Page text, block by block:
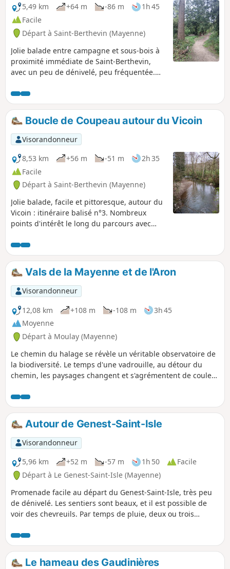
5,49 km
+64 m -86 m
1h 45
Facile
Départ à Saint-Berthevin (Mayenne)
Jolie balade entre campagne et sous-bois à
proximité immédiate de Saint-Berthevin,
avec un peu de dénivelé, peu fréquentée.
de beaux sentiers fleuris le long du Vicoin.
Avec un peu de chance, on peut assister à
l’entraînement des sulkys à Fouteau Mabon.
(!) Attention au passage par la
départementale (7), elle peut être très
fréquentée le week-end. À éviter avec des
enfants.
Boucle de Coupeau autour du Vicoin
Visorandonneur
8,53 km
+56 m -51 m
2h 35
Facile
Départ à Saint-Berthevin (Mayenne)
Jolie balade, facile et pittoresque, autour du
Vicoin : itinéraire balisé n°3. Nombreux
points d'intérêt le long du parcours avec
loisirs. Il y a un passage dangereux, 500 m
le long de la D500 entre le repère (4) et le
repère(5). La route peut être passante le
week-end. À éviter avec des enfants.
Vals de la Mayenne et de l'Aron
Visorandonneur
12,08 km
+108 m -108 m
3h 45
Moyenne
Départ à Moulay (Mayenne)
Le chemin du halage se révèle un véritable observatoire de
la biodiversité. Le temps d'une vadrouille, au détour du
chemin, les paysages changent et s'agrémentent de couleur
"bonjour", autant de rencontres qui rythment ce parcours
tranquille et reposant.
Autour de Genest-Saint-Isle
Visorandonneur
5,96 km
+52 m -57 m 1h 50
Facile
Départ à Le Genest-Saint-Isle (Mayenne)
Promenade facile au départ du Genest-Saint-Isle, très peu
de dénivelé. Les sentiers sont beaux, et il est possible de
voir des chevreuils. Par temps de pluie, deux ou trois
possible de contourner la difficulté par le champ adjacent
(marcher en lisière). Belle arrivée le long d'un joli petit
ruisseau.
Le hameau des Gaudinières